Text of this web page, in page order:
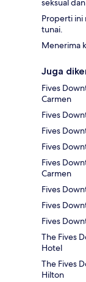
seksual
Properti ini
tunai.
Menerima
Juga
Fives
Carmen
Fives
Fives
Fives
Fives
Carmen
Fives
Fives
Fives
The Fives
Hotel
The Fives
Hilton